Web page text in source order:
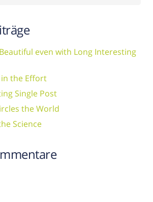
even with Long Interesting
the Effort
Single Post
the World
Science